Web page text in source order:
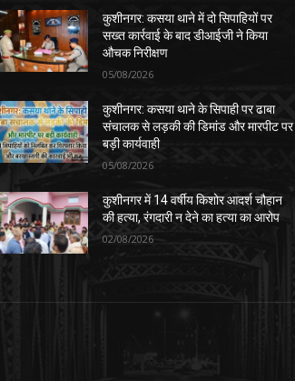
कुशीनगर: कसया थाने में दो सिपाहियों पर
सख्त कार्रवाई के बाद डीआईजी ने किया
औचक निरीक्षण
05/08/2026
कुशीनगर: कसया थाने के सिपाही पर ढाबा
संचालक से लड़की की डिमांड और मारपीट पर
बड़ी कार्यवाही
05/08/2026
कुशीनगर में 14 वर्षीय किशोर आदर्श चौहान
की हत्या, रंगदारी न देने का हत्या का आरोप
02/08/2026